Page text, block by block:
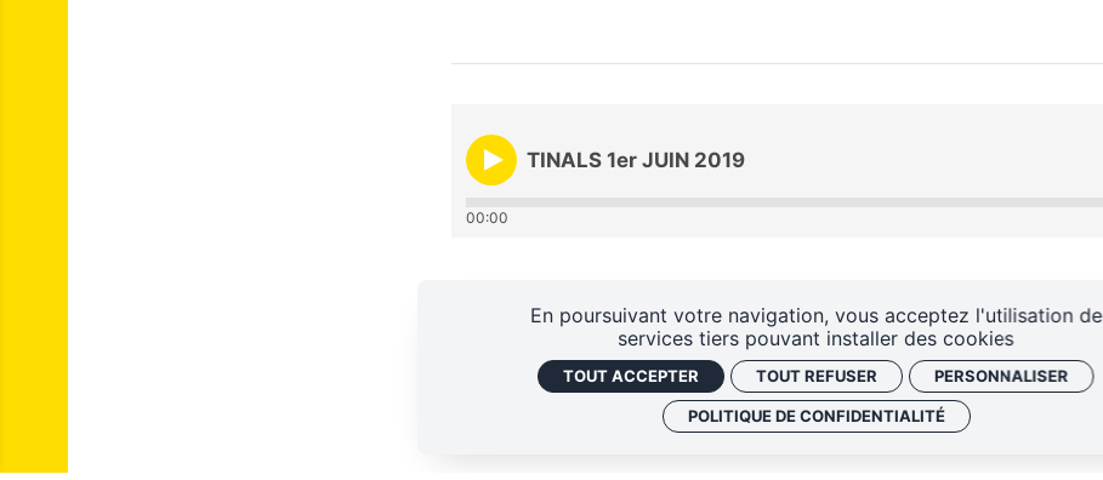
TINALS 1er JUIN 2019
00:00
En poursuivant votre navigation, vous acceptez l'utilisation de
services tiers pouvant installer des cookies
TOUT ACCEPTER TOUT REFUSER PERSONNALISER
POLITIQUE DE CONFIDENTIALITÉ